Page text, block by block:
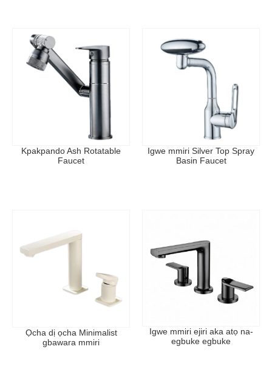
Kpakpando Ash Rotatable
Faucet
Igwe mmiri Silver Top Spray
Basin Faucet
Ọcha dị ọcha Minimalist
gbawara mmiri
Igwe mmiri ejiri aka atọ na-
egbuke egbuke